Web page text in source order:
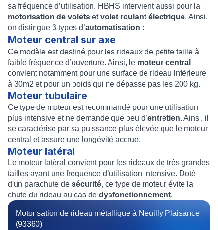
sa fréquence d’utilisation. HBHS intervient aussi pour la
motorisation de volets etvolet roulant électrique. Ainsi,
on distingue 3 types d’automatisation :
Moteur central sur axe
Ce modèle est destiné pour les rideaux de petite taille à
faible fréquence d’ouverture. Ainsi, le moteur central
convient notamment pour une surface de rideau inférieure
à 30m2 et pour un poids qui ne dépasse pas les 200 kg.
Moteur tubulaire
Ce type de moteur est recommandé pour une utilisation
plus intensive et ne demande que peu d’entretien. Ainsi, il
se caractérise par sa puissance plus élevée que le moteur
central et assure une longévité accrue.
Moteur latéral
Le moteur latéral convient pour les rideaux de très grandes
tailles ayant une fréquence d’utilisation intensive. Doté
d'un parachute de sécurité, ce type de moteur évite la
chute du rideau au cas de dysfonctionnement.
Motorisation de rideau métallique à Neuilly Plaisance
(93360)